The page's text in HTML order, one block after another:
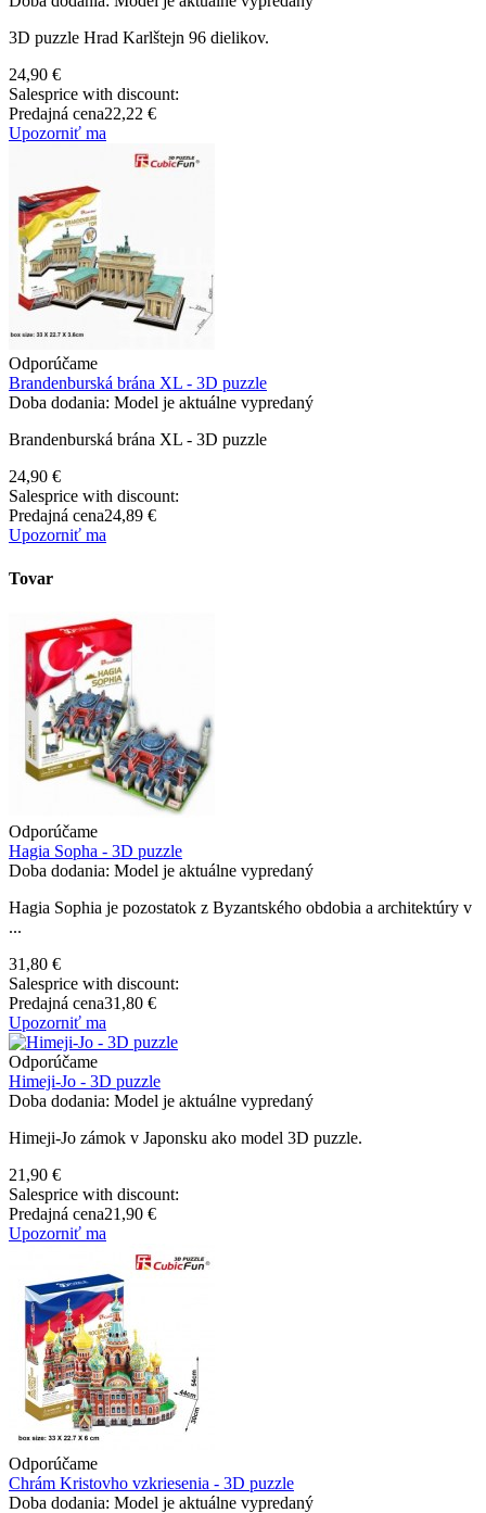
3D puzzle Hrad Karlštejn 96 dielikov.
24,90 €
Salesprice with discount:
Predajná cena22,22 €
Upozorniť ma
Odporúčame
Brandenburská brána XL - 3D puzzle
Doba dodania: Model je aktuálne vypredaný
Brandenburská brána XL - 3D puzzle
24,90 €
Salesprice with discount:
Predajná cena24,89 €
Upozorniť ma
Tovar
Odporúčame
Hagia Sopha - 3D puzzle
Doba dodania: Model je aktuálne vypredaný
Hagia Sophia je pozostatok z Byzantského obdobia a architektúry v
...
31,80 €
Salesprice with discount:
Predajná cena31,80 €
Upozorniť ma
Odporúčame
Himeji-Jo - 3D puzzle
Doba dodania: Model je aktuálne vypredaný
Himeji-Jo zámok v Japonsku ako model 3D puzzle.
21,90 €
Salesprice with discount:
Predajná cena21,90 €
Upozorniť ma
Odporúčame
Chrám Kristovho vzkriesenia - 3D puzzle
Doba dodania: Model je aktuálne vypredaný